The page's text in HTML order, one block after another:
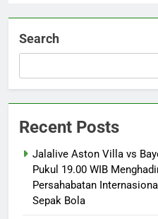
Search
Recent Posts
Jalalive Aston Villa vs
Pukul 19.00 WIB
Persahabatan
Sepak Bola